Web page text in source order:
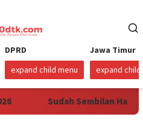
DPRD
expand child menu
Jawa Timur
expand child
Sudah Sembilan Hari